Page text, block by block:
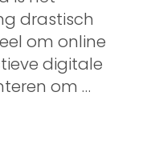
drastisch
om online
digitale
om …